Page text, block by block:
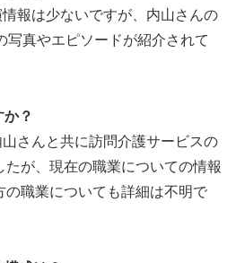
報は少ないですが、内山さんの
写真やエピソードが紹介されて
？
さんと共に訪問介護サービスの
が、現在の職業についての情報
の職業についても詳細は不明で